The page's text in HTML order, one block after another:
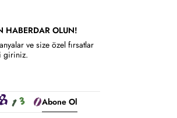
HABERDAR OLUN!
ve size özel fırsatlar
giriniz.
Abone Ol